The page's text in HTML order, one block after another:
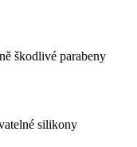
škodlivé parabeny
silikony